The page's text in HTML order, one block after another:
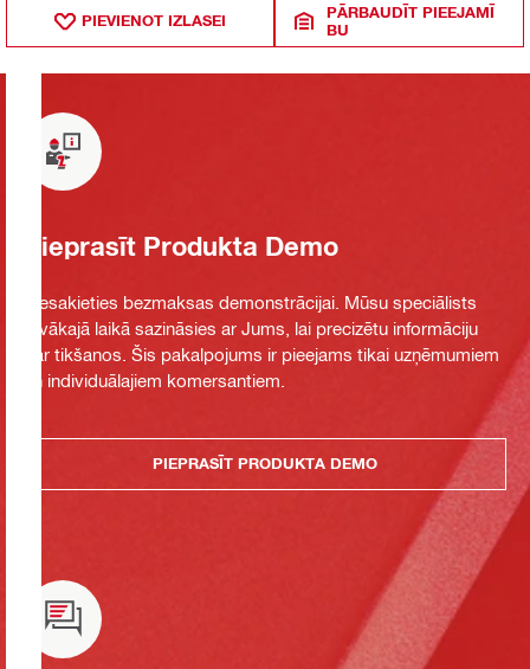
PIEVIENOT IZLASEI
PĀRBAUDĪT PIEEJAMĪ
BU
Pieprasīt Produkta Demo
Piesakieties bezmaksas demonstrācijai. Mūsu speciālists
tuvākajā laikā sazināsies ar Jums, lai precizētu informāciju
par tikšanos. Šis pakalpojums ir pieejams tikai uzņēmumiem
un individuālajiem komersantiem.
PIEPRASĪT PRODUKTA DEMO